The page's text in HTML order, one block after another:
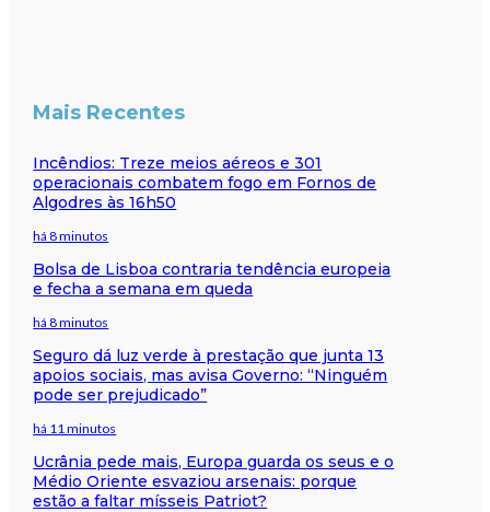
Mais Recentes
Incêndios: Treze meios aéreos e 301
operacionais combatem fogo em Fornos de
Algodres às 16h50
há 8 minutos
Bolsa de Lisboa contraria tendência europeia
e fecha a semana em queda
há 8 minutos
Seguro dá luz verde à prestação que junta 13
apoios sociais, mas avisa Governo: “Ninguém
pode ser prejudicado”
há 11 minutos
Ucrânia pede mais, Europa guarda os seus e o
Médio Oriente esvaziou arsenais: porque
estão a faltar mísseis Patriot?